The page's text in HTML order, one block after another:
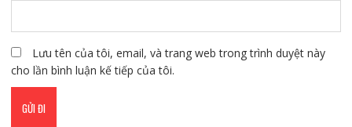
Lưu tên của tôi, email, và trang web trong trình duyệt này
cho lần bình luận kế tiếp của tôi.